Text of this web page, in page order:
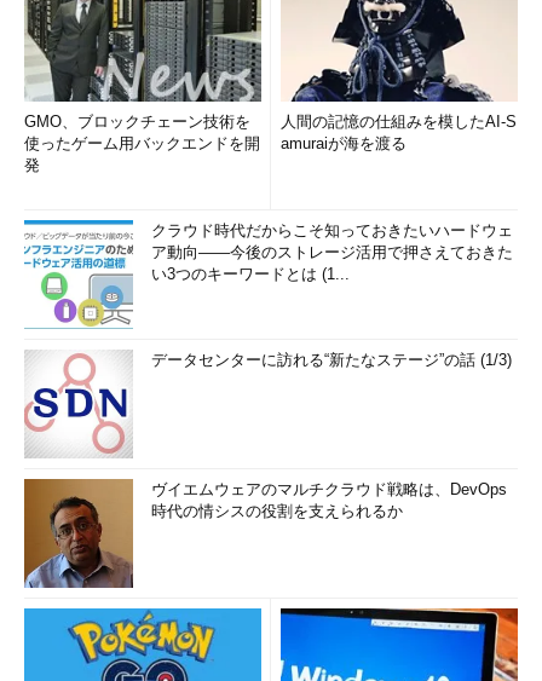
GMO、ブロックチェーン技術を
使ったゲーム用バックエンドを開
発
人間の記憶の仕組みを模したAI-S
amuraiが海を渡る
クラウド時代だからこそ知っておきたいハードウェ
ア動向――今後のストレージ活用で押さえておきた
い3つのキーワードとは (1...
データセンターに訪れる“新たなステージ”の話 (1/3)
ヴイエムウェアのマルチクラウド戦略は、DevOps
時代の情シスの役割を支えられるか